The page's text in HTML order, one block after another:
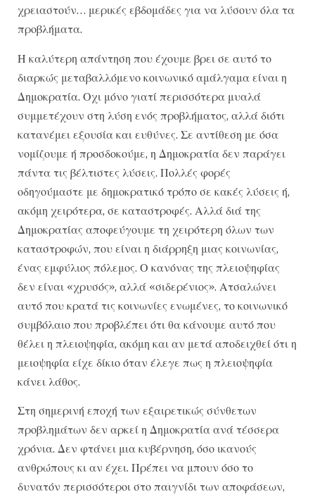
χρειαστούν… μερικές εβδομάδες για να λύσουν όλα τα
προβλήματα.
Η καλύτερη απάντηση που έχουμε βρει σε αυτό το
διαρκώς μεταβαλλόμενο κοινωνικό αμάλγαμα είναι η
Δημοκρατία. Οχι μόνο γιατί περισσότερα μυαλά
συμμετέχουν στη λύση ενός προβλήματος, αλλά διότι
κατανέμει εξουσία και ευθύνες. Σε αντίθεση με όσα
νομίζουμε ή προσδοκούμε, η Δημοκρατία δεν παράγει
πάντα τις βέλτιστες λύσεις. Πολλές φορές
οδηγούμαστε με δημοκρατικό τρόπο σε κακές λύσεις ή,
ακόμη χειρότερα, σε καταστροφές. Αλλά διά της
Δημοκρατίας αποφεύγουμε τη χειρότερη όλων των
καταστροφών, που είναι η διάρρηξη μιας κοινωνίας,
ένας εμφύλιος πόλεμος. Ο κανόνας της πλειοψηφίας
δεν είναι «χρυσός», αλλά «σιδερένιος». Ατσαλώνει
αυτό που κρατά τις κοινωνίες ενωμένες, το κοινωνικό
συμβόλαιο που προβλέπει ότι θα κάνουμε αυτό που
θέλει η πλειοψηφία, ακόμη και αν μετά αποδειχθεί ότι η
μειοψηφία είχε δίκιο όταν έλεγε πως η πλειοψηφία
κάνει λάθος.
Στη σημερινή εποχή των εξαιρετικώς σύνθετων
προβλημάτων δεν αρκεί η Δημοκρατία ανά τέσσερα
χρόνια. Δεν φτάνει μια κυβέρνηση, όσο ικανούς
ανθρώπους κι αν έχει. Πρέπει να μπουν όσο το
δυνατόν περισσότεροι στο παιγνίδι των αποφάσεων,